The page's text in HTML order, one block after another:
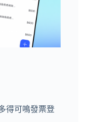
得可鳴發票登